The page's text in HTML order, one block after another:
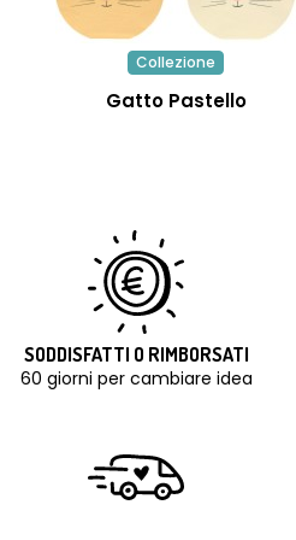
Collezione
Gatto Pastello
SODDISFATTI O RIMBORSATI
60 giorni per cambiare idea